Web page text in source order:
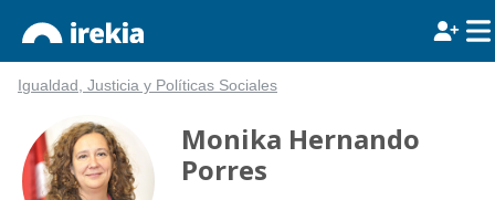
Igualdad, Justicia y Políticas Sociales
Monika Hernando
Porres